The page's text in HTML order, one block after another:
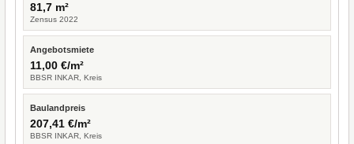
81,7 m²
Zensus 2022
Angebotsmiete
11,00 €/m²
BBSR INKAR, Kreis
Baulandpreis
207,41 €/m²
BBSR INKAR, Kreis